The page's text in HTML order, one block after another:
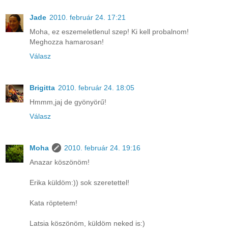
Jade 2010. február 24. 17:21
Moha, ez eszemeletlenul szep! Ki kell probalnom!
Meghozza hamarosan!
Válasz
Brigitta 2010. február 24. 18:05
Hmmm,jaj de gyönyörű!
Válasz
Moha
2010. február 24. 19:16
Anazar köszönöm!
Erika küldöm:)) sok szeretettel!
Kata röptetem!
Latsia köszönöm, küldöm neked is:)